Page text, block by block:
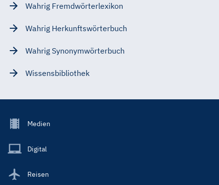
Wahrig Fremdwörterlexikon
Wahrig Herkunftswörterbuch
Wahrig Synonymwörterbuch
Wissensbibliothek
Footer
Main
Medien
Digital
Reisen